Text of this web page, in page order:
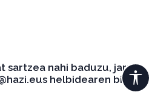
sartzea nahi baduzu, jarri
helbidearen bidez.